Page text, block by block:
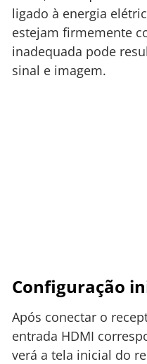
ligado à energia
estejam firmemente
inadequada pode
sinal e imagem.
Configuração
Após conectar o
entrada HDMI
verá a tela inicial do